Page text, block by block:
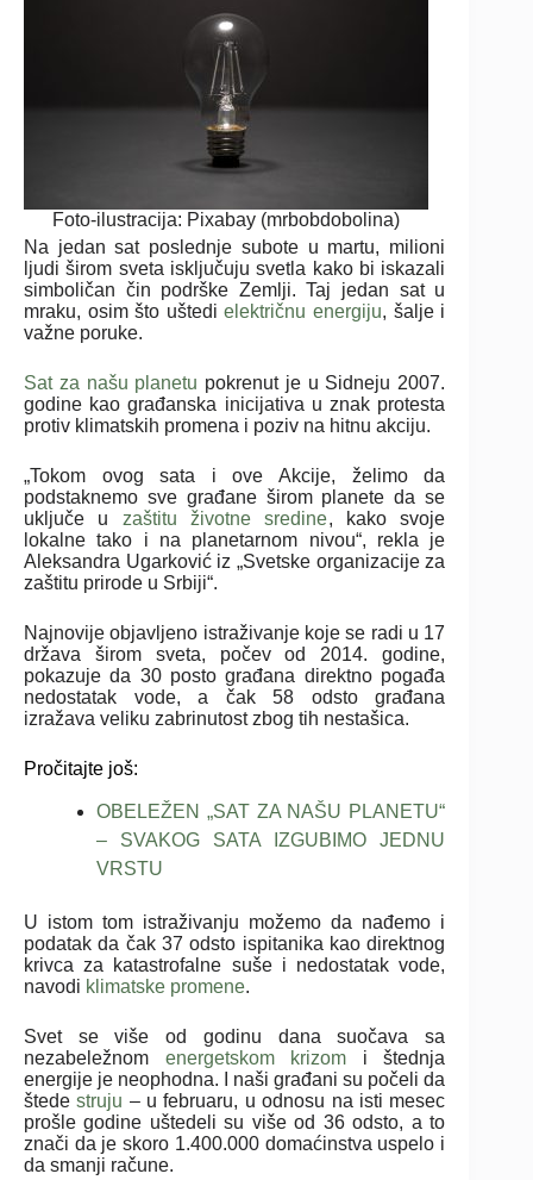
Foto-ilustracija: Pixabay (mrbobdobolina)
Na jedan sat poslednje subote u martu, milioni
ljudi širom sveta isključuju svetla kako bi iskazali
simboličan čin podrške Zemlji. Taj jedan sat u
mraku, osim što uštedielektričnu energiju, šalje i
važne poruke.
Sat za našu planetu pokrenut je u Sidneju 2007.
godine kao građanska inicijativa u znak protesta
protiv klimatskih promena i poziv na hitnu akciju.
„Tokom ovog sata i ove Akcije, želimo da
podstaknemo sve građane širom planete da se
uključe u zaštitu životne sredine, kako svoje
lokalne tako i na planetarnom nivou“, rekla je
Aleksandra Ugarković iz „Svetske organizacije za
zaštitu prirode u Srbiji“.
Najnovije objavljeno istraživanje koje se radi u 17
država širom sveta, počev od 2014. godine,
pokazuje da 30 posto građana direktno pogađa
nedostatak vode, a čak 58 odsto građana
izražava veliku zabrinutost zbog tih nestašica.
Pročitajte još:
OBELEŽEN „SAT ZA NAŠU PLANETU“
– SVAKOG SATA IZGUBIMO JEDNU
VRSTU
U istom tom istraživanju možemo da nađemo i
podatak da čak 37 odsto ispitanika kao direktnog
krivca za katastrofalne suše i nedostatak vode,
navodi klimatske promene.
Svet se više od godinu dana suočava sa
nezabeležnom energetskom krizom i štednja
energije je neophodna. I naši građani su počeli da
štedestruju – u februaru, u odnosu na isti mesec
prošle godine uštedeli su više od 36 odsto, a to
znači da je skoro 1.400.000 domaćinstva uspelo i
da smanji račune.